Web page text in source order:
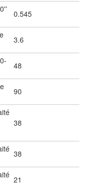
0.545
3.6
48
90
38
38
21